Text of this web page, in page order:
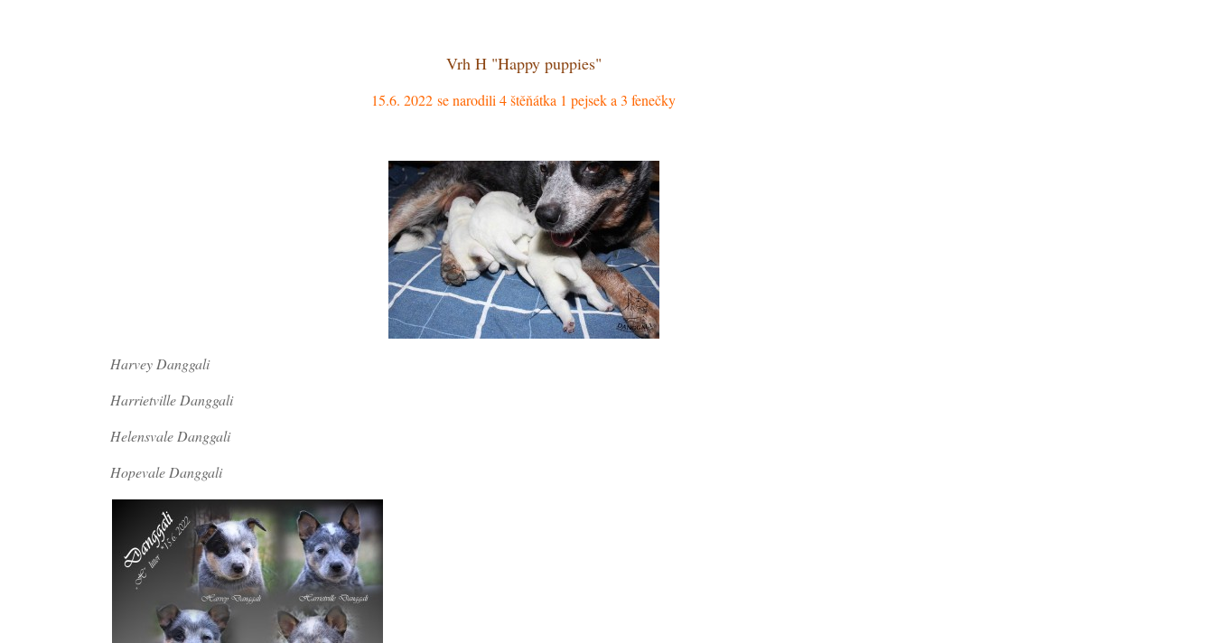
Vrh H "Happy puppies"
15.6. 2022 se narodili 4 štěňátka 1 pejsek a 3 fenečky
Harvey Danggali
Harrietville Danggali
Helensvale Danggali
Hopevale Danggali